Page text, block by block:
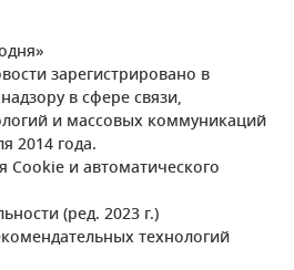
зарегистрировано в
в сфере связи,
и массовых коммуникаций
2014 года.
Cookie и автоматического
(ред. 2023 г.)
технологий